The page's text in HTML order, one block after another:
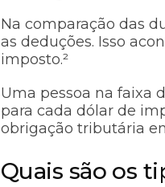
Na comparação das
as deduções. Isso
imposto.²
Uma pessoa na faixa
para cada dólar de
obrigação tributária
Quais são os